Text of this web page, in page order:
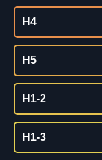
H4
H5
H1-2
H1-3